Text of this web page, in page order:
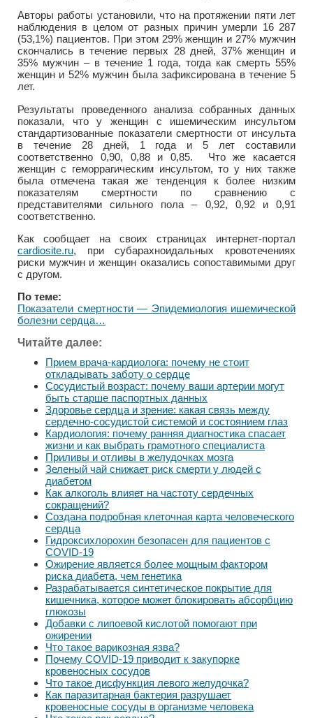
Авторы работы установили, что на протяжении пяти лет
наблюдения в целом от разных причин умерли 16 287
(53,1%) пациентов. При этом 29% женщин и 27% мужчин
скончались в течение первых 28 дней, 37% женщин и
35% мужчин – в течение 1 года, тогда как смерть 55%
женщин и 52% мужчин была зафиксирована в течение 5
лет.
Результаты проведенного анализа собранных данных
показали, что у женщин с ишемическим инсультом
стандартизованные показатели смертности от инсульта
в течение 28 дней, 1 года и 5 лет составили
соответственно 0,90, 0,88 и 0,85. Что же касается
женщин с геморрагическим инсультом, то у них также
была отмечена такая же тенденция к более низким
показателям смертности по сравнению с
представителями сильного пола – 0,92, 0,92 и 0,91
соответственно.
Как сообщает на своих страницах интернет-портал
cardiosite.ru, при субарахноидальных кровотечениях
риски мужчин и женщин оказались сопоставимыми друг
с другом.
По теме:
Показатели смертности — Эпидемиология ишемической
болезни сердца…
Читайте далее:
Прием врача-кардиолога: почему не стоит
откладывать заботу о сердце
Сосудистый возраст: почему ваши артерии могут
быть старше паспортных данных
Здоровье сердца и зрение: какая связь между
сердечно-сосудистой системой и состоянием глаз
Кардиология: почему ранняя диагностика спасает
жизни и как выбрать грамотного специалиста
Приливы и отливы в желудочках мозга
Зеленый чай снижает риск смерти у людей с
диабетом
Как алкоголь влияет на частоту сердечных
сокращений?
Создана подробная клеточная карта человеческого
сердца
Гидроксихлорохин безопасен для пациентов с
COVID-19
Ожирение является более мощным фактором
риска диабета, чем генетика
Разрабатывается синтетическое покрытие для
кишечника, которое может блокировать абсорбцию
глюкозы
Добавки с липоевой кислотой помогают при
ожирении
Что такое варикозная язва?
Почему COVID-19 приводит к закупорке
кровеносных сосудов
Что такое дисфункция левого желудочка?
Как паразитарная бактерия разрушает
кровеносные сосуды в организме человека